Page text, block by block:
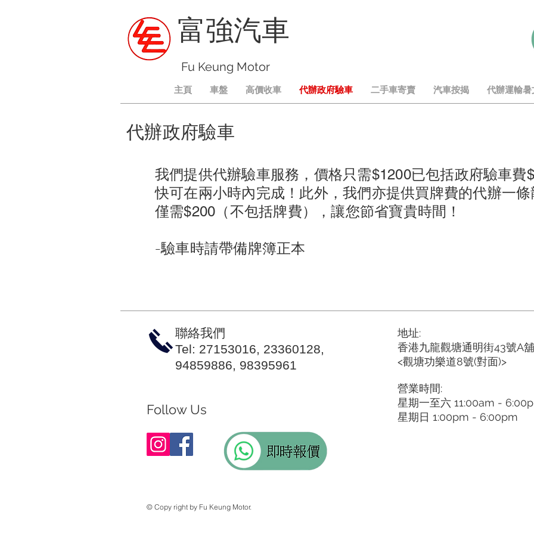
富強汽車
Fu Keung Motor
主頁 車盤 高價收車 代辦政府驗車 二手車寄賣 汽車按揭 代辦運輸暑
代辦政府驗車
我們提供代辦驗車服務，價格只需$1200已包括政府驗車費
快可在兩小時內完成！此外，我們亦提供買牌費的代辦一
僅需$200（不包括牌費），讓您節省寶貴時間！
-驗車時請帶備牌簿正本
聯絡我們
Tel: 27153016, 23360128,
94859886, 98395961
Follow Us
地址:
香港九龍觀塘通明街43號A
<觀塘功樂道8號(對面)>
營業時間:
星期一至六 11:00am -
星期日 1:00pm - 6:00pm
© Copy right by Fu Keung Motor.